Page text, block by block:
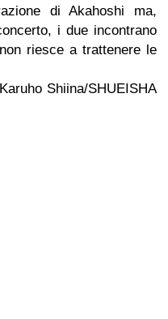
di Akahoshi ma,
i due incontrano
riesce a trattenere le
Shiina/SHUEISHA